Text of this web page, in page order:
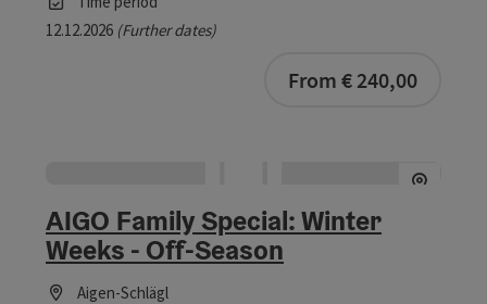
12.12.2026 (Further dates)
From € 240,00
AIGO Family Special: Winter
Weeks - Off-Season
Aigen-Schlägl